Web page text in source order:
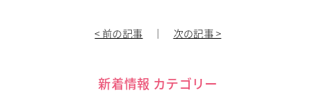
< 前の記事 ｜ 次の記事 >
新着情報 カテゴリー